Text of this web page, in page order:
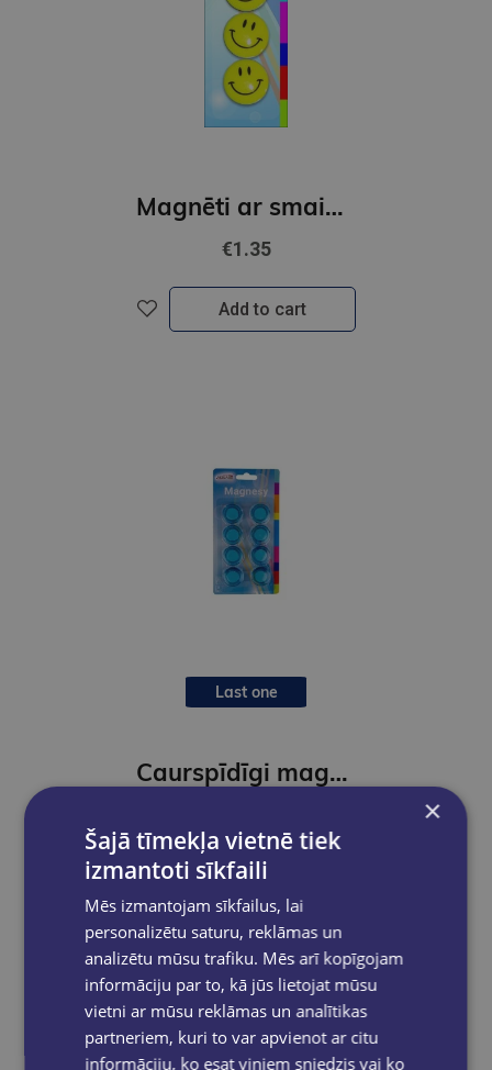
Magnēti ar smaidiņu, 35mm, 5gab.
€1.35
Add to cart
Last one
Caurspīdīgi magnēti,3cm,8gab.
Add to cart
×
Šajā tīmekļa vietnē tiek
izmantoti sīkfaili
Mēs izmantojam sīkfailus, lai
personalizētu saturu, reklāmas un
analizētu mūsu trafiku. Mēs arī kopīgojam
informāciju par to, kā jūs lietojat mūsu
vietni ar mūsu reklāmas un analītikas
partneriem, kuri to var apvienot ar citu
informāciju, ko esat viņiem sniedzis vai ko